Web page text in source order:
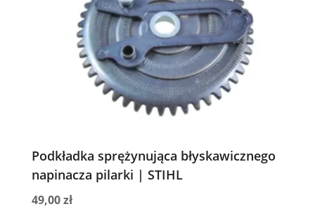
Podkładka sprężynująca błyskawicznego
napinacza pilarki | STIHL
49,00zł